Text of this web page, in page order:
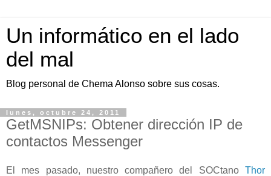
Un informático en el lado
del mal
Blog personal de Chema Alonso sobre sus cosas.
lunes, octubre 24, 2011
GetMSNIPs: Obtener dirección IP de
contactos Messenger
El mes pasado, nuestro compañero del SOCtano Thor